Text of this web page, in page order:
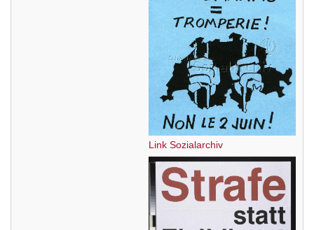
Link Sozialarchiv